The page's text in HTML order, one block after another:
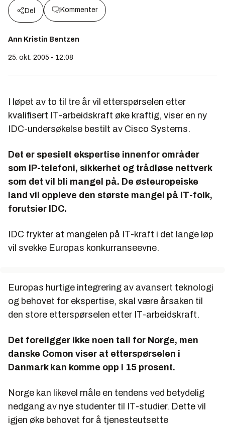
Del Kommenter
Ann Kristin Bentzen
25. okt. 2005 - 12:08
I løpet av to til tre år vil etterspørselen etter
kvalifisert IT-arbeidskraft øke kraftig, viser en ny
IDC-undersøkelse bestilt av Cisco Systems.
Det er spesielt ekspertise innenfor områder
som IP-telefoni, sikkerhet og trådløse nettverk
som det vil bli mangel på. De østeuropeiske
land vil oppleve den største mangel på IT-folk,
forutsier IDC.
IDC frykter at mangelen på IT-kraft i det lange løp
vil svekke Europas konkurranseevne.
Europas hurtige integrering av avansert teknologi
og behovet for ekspertise, skal være årsaken til
den store etterspørselen etter IT-arbeidskraft.
Det foreligger ikke noen tall for Norge, men
danske Comon viser at etterspørselen i
Danmark kan komme opp i 15 prosent.
Norge kan likevel måle en tendens ved betydelig
nedgang av nye studenter til IT-studier. Dette vil
igjen øke behovet for å tjenesteutsette